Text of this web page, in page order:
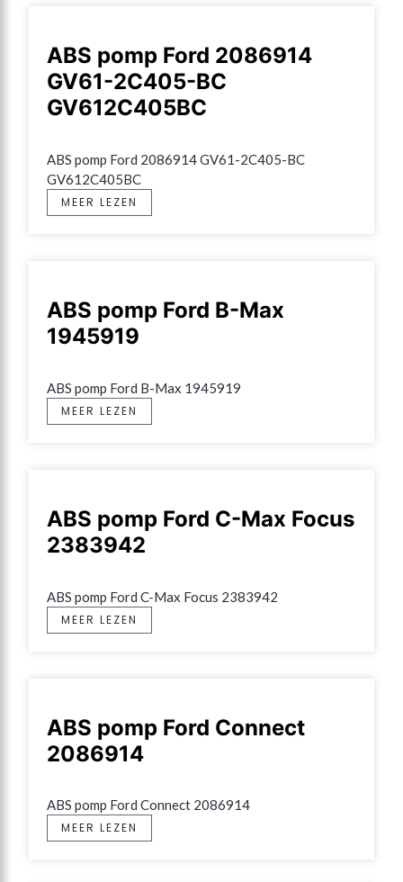
ABS pomp Ford 2086914
GV61-2C405-BC
GV612C405BC
ABS pomp Ford 2086914 GV61-2C405-BC
GV612C405BC
MEER LEZEN
ABS pomp Ford B-Max
1945919
ABS pomp Ford B-Max 1945919
MEER LEZEN
ABS pomp Ford C-Max Focus
2383942
ABS pomp Ford C-Max Focus 2383942
MEER LEZEN
ABS pomp Ford Connect
2086914
ABS pomp Ford Connect 2086914
MEER LEZEN